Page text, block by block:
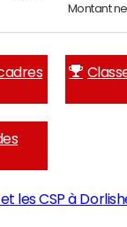
Montant
les CSP à